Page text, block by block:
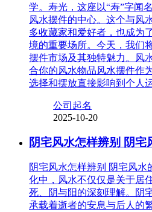
学。寿光，这座以“寿”字闻
风水摆件的中心。这个与风
多收藏家和爱好者，也成为
境的重要场所。今天，我们
摆件市场及其独特魅力。风
合你的风水物品风水摆件作
选择和摆放直接影响到个人
公司起名
2025-10-20
阴宅风水怎样辨别 阴宅
阴宅风水怎样辨别 阴宅风水
化中，风水不仅仅是关于居
死、阴与阳的深刻理解。阴
承载着逝者的安息与后人的